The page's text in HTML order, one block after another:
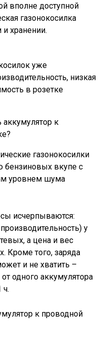
вполне доступной
газонокосилка
хранении.
уже
низкая
в розетке
газонокосилки
бензиновых вкупе с
уровнем шума
исчерпываются:
у
а цена и вес
Кроме того, заряда
и не хватить –
одного аккумулятора
ч.